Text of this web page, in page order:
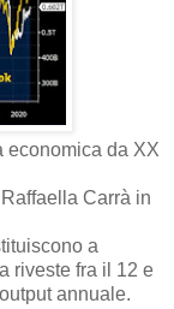
economica da XX
Carrà in
a
riveste fra il 12 e
annuale.